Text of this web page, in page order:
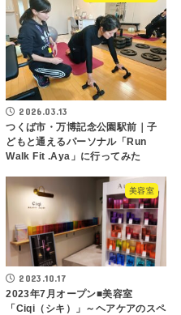
2026.03.13
つくば市・万博記念公園駅前｜子
どもと通えるパーソナル「Run
Walk Fit .Aya」に行ってみた
美容室
2023.10.17
2023年7月オープン■美容室
「Ciqi（シキ）」～ヘアケアのスペ